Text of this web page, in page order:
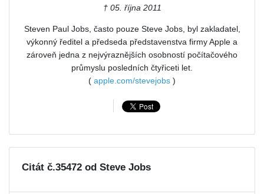
† 05. října 2011
Steven Paul Jobs, často pouze Steve Jobs, byl zakladatel,
výkonný ředitel a předseda představenstva firmy Apple a
zároveň jedna z nejvýraznějších osobností počítačového
průmyslu posledních čtyřiceti let.
( apple.com/stevejobs )
Citát č.35472 od Steve Jobs